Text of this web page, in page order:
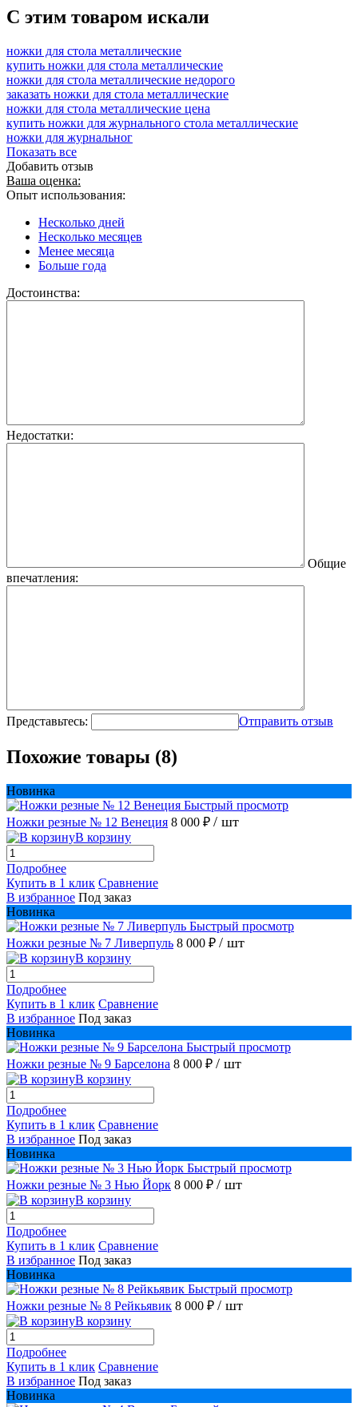
C этим товаром искали
ножки для стола металлические
купить ножки для стола металлические
ножки для стола металлические недорого
заказать ножки для стола металлические
ножки для стола металлические цена
купить ножки для журнального стола металлические
ножки для журнальног
Показать все
Добавить отзыв
Ваша оценка:
Опыт использования:
Несколько дней
Несколько месяцев
Менее месяца
Больше года
Достоинства:
Недостатки:
Общие
впечатления:
Представьтесь: Отправить отзыв
Похожие товары (8)
Новинка
Быстрый просмотр
Ножки резные № 12 Венеция 8 000 ₽ / шт
В корзину
Подробнее
Купить в 1 клик Сравнение
В избранное Под заказ
Новинка
Быстрый просмотр
Ножки резные № 7 Ливерпуль 8 000 ₽ / шт
В корзину
Подробнее
Купить в 1 клик Сравнение
В избранное Под заказ
Новинка
Быстрый просмотр
Ножки резные № 9 Барселона 8 000 ₽ / шт
В корзину
Подробнее
Купить в 1 клик Сравнение
В избранное Под заказ
Новинка
Быстрый просмотр
Ножки резные № 3 Нью Йорк 8 000 ₽ / шт
В корзину
Подробнее
Купить в 1 клик Сравнение
В избранное Под заказ
Новинка
Быстрый просмотр
Ножки резные № 8 Рейкьявик 8 000 ₽ / шт
В корзину
Подробнее
Купить в 1 клик Сравнение
В избранное Под заказ
Новинка